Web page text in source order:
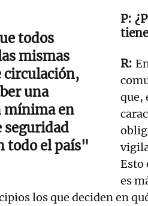
todos
mismas
circulación,
una
mínima en
seguridad
todo el país"
que,
Esto
es
los que deciden en